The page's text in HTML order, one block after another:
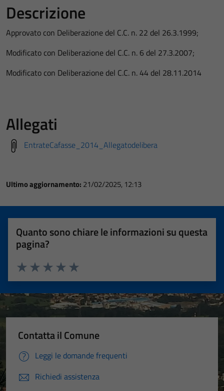
Descrizione
Approvato con Deliberazione del C.C. n. 22 del 26.3.1999;
Modificato con Deliberazione del C.C. n. 6 del 27.3.2007;
Modificato con Deliberazione del C.C. n. 44 del 28.11.2014
Allegati
EntrateCafasse_2014_Allegatodelibera
Ultimo aggiornamento: 21/02/2025, 12:13
Quanto sono chiare le informazioni su questa
pagina?
Valuta 5 stelle su 5
Valuta 4 stelle su 5
Valuta 3 stelle su 5
Valuta 2 stelle su 5
Valuta 1 stelle su 5
Contatta il Comune
Leggi le domande frequenti
Richiedi assistenza